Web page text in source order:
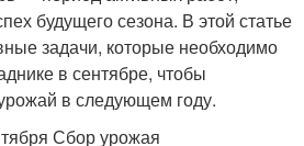
будущего сезона. В этой статье
задачи, которые необходимо
в сентябре, чтобы
в следующем году.
Сбор урожая